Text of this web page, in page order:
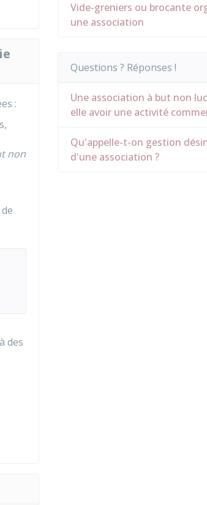
:
non
des
Vide-greniers ou brocante
une association
Questions ? Réponses !
Une association à but non
elle avoir une activité
Qu'appelle-t-on gestion
d'une association ?